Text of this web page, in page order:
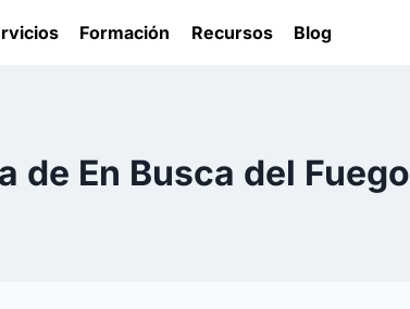
Formación Recursos Blog
de En Busca del Fuego